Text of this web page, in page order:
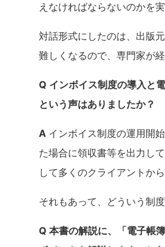
えなければならないのかを
対話形式にしたのは、出版
難しくなるので、専門家が
Q インボイス制度の導入と
という声はありましたか？
A インボイス制度の運用開
た場合に領収書等を出力し
して多くのクライアントか
それもあって、どういう制
Q 本書の解説に、「電子帳